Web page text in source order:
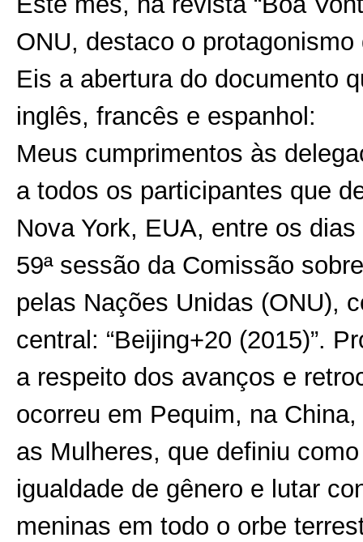
ONU, destaco o
Eis a abertura do documento
inglês, francês e espanhol:
Meus cumprimentos às
a todos os participantes que
Nova York, EUA, entre os
59ª sessão da Comissão
pelas Nações Unidas (ONU),
central: “Beijing+20 (2015)”.
a respeito dos avanços e
ocorreu em Pequim, na
as Mulheres, que definiu
igualdade de gênero e lutar
meninas em todo o orbe